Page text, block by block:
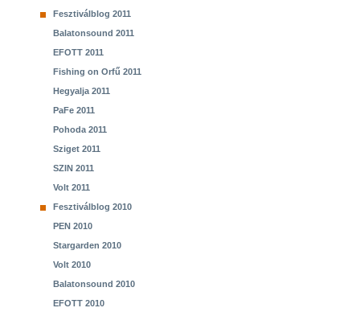
Fesztiválblog 2011
Balatonsound 2011
EFOTT 2011
Fishing on Orfű 2011
Hegyalja 2011
PaFe 2011
Pohoda 2011
Sziget 2011
SZIN 2011
Volt 2011
Fesztiválblog 2010
PEN 2010
Stargarden 2010
Volt 2010
Balatonsound 2010
EFOTT 2010